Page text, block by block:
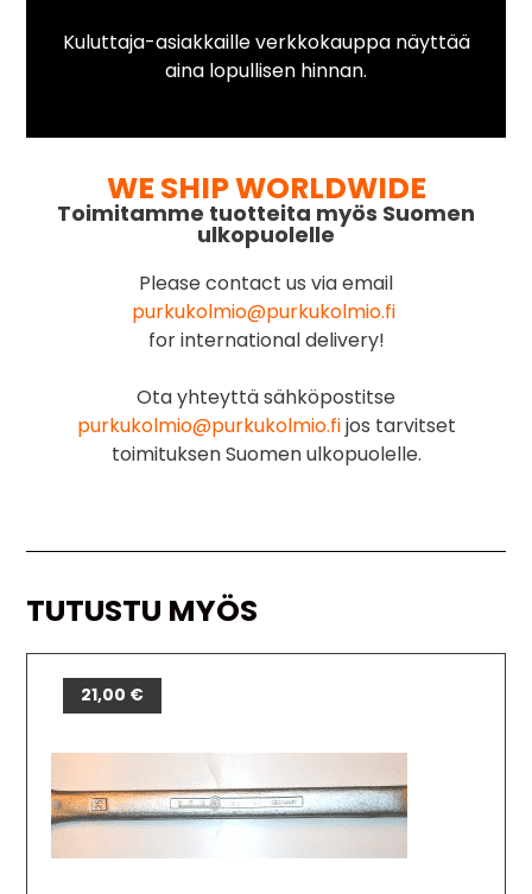
Kuluttaja-asiakkaille verkkokauppa näyttää
aina lopullisen hinnan.
WE SHIP WORLDWIDE
Toimitamme tuotteita myös Suomen
ulkopuolelle
Please contact us via email
purkukolmio@purkukolmio.fi
for international delivery!
Ota yhteyttä sähköpostitse
purkukolmio@purkukolmio.fijos tarvitset
toimituksen Suomen ulkopuolelle.
TUTUSTU MYÖS
21,00 €